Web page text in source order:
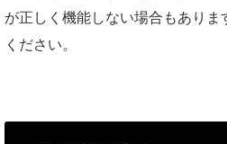
が正しく機能しない場合もあり
ください。